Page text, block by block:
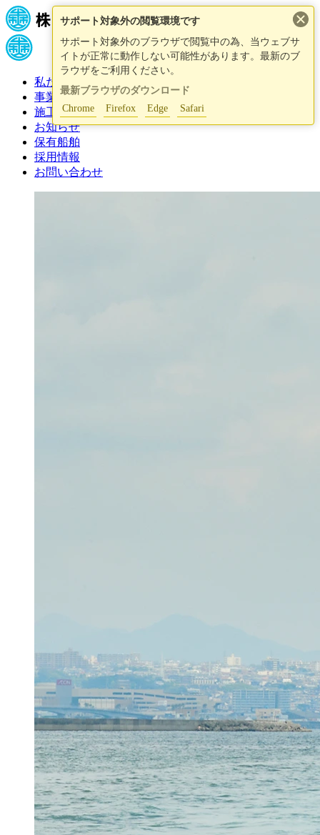
サポート対象外の閲覧環境です
サポート対象外のブラウザで閲覧中の為、当ウェブサ
イトが正常に動作しない可能性があります。最新のブ
ラウザをご利用ください。
最新ブラウザのダウンロード
Chrome
Firefox Edge Safari
私たちについて
事業紹介
施工事例
お知らせ
保有船舶
採用情報
お問い合わせ